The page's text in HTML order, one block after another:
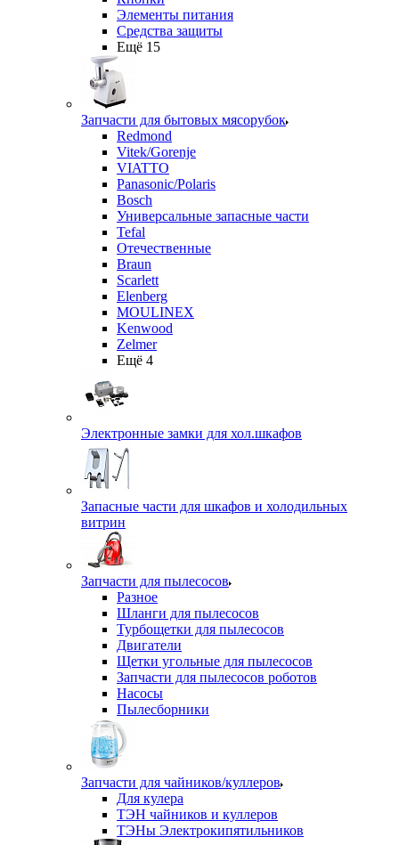
Элементы питания
Средства защиты
Ещё 15
Запчасти для бытовых мясорубок
Redmond
Vitek/Gorenje
VIATTO
Panasonic/Polaris
Bosch
Универсальные запасные части
Tefal
Отечественные
Braun
Scarlett
Elenberg
MOULINEX
Kenwood
Zelmer
Ещё 4
Электронные замки для хол.шкафов
Запасные части для шкафов и холодильных
витрин
Запчасти для пылесосов
Разное
Шланги для пылесосов
Турбощетки для пылесосов
Двигатели
Щетки угольные для пылесосов
Запчасти для пылесосов роботов
Насосы
Пылесборники
Запчасти для чайников/куллеров
Для кулера
ТЭН чайников и куллеров
ТЭНы Электрокипятильников